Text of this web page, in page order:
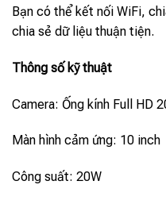
Bạn có thể kết nối WiFi,
chia sẻ dữ liệu thuận tiện.
Thông số kỹ thuật
Camera: Ống kính Full HD
Màn hình cảm ứng: 10 inch
Công suất: 20W